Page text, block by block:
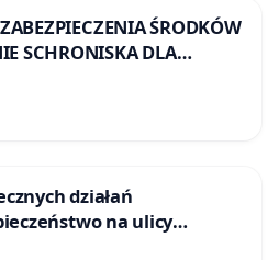
ŚRODKÓW
SCHRONISKA DLA
W SKARYSZEWIE
działań
na ulicy